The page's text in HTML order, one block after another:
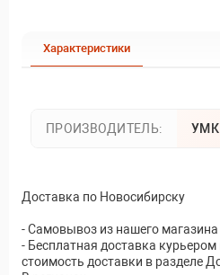
Характеристики
ПРОИЗВОДИТЕЛЬ: УМК
Доставка по Новосибирску
- Самовывоз из нашего магазина
- Бесплатная доставка курьером
стоимость доставки в разделе